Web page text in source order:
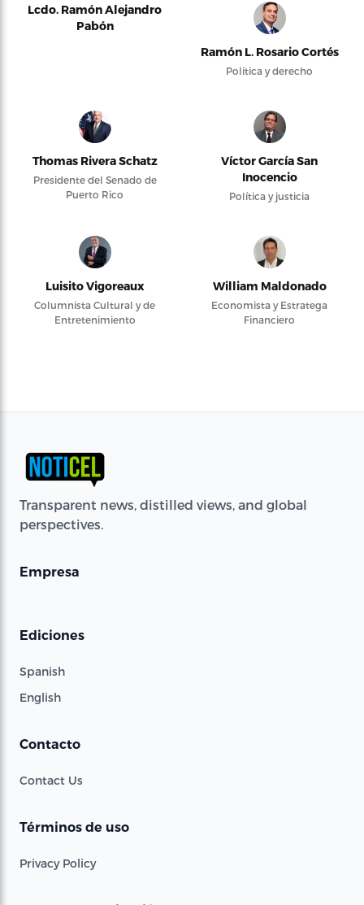
Lcdo. Ramón Alejandro
Pabón
Ramón L. Rosario Cortés
Política y derecho
Thomas Rivera Schatz
Presidente del Senado de
Puerto Rico
Víctor García San
Inocencio
Política y justicia
Luisito Vigoreaux
Columnista Cultural y de
Entretenimiento
William Maldonado
Economista y Estratega
Financiero
Transparent news, distilled views, and global
perspectives.
Empresa
Ediciones
Spanish
English
Contacto
Contact Us
Términos de uso
Privacy Policy